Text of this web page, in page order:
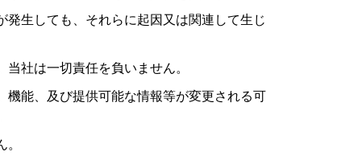
生しても、それらに起因又は関連して生じ
社は一切責任を負いません。
能、及び提供可能な情報等が変更される可